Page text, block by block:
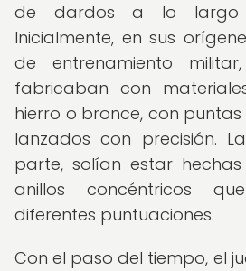
de dardos a lo largo
Inicialmente, en sus
de entrenamiento
fabricaban con
hierro o bronce, con
lanzados con precisión.
parte, solían estar
anillos concéntricos
diferentes puntuaciones.
Con el paso del tiempo, el